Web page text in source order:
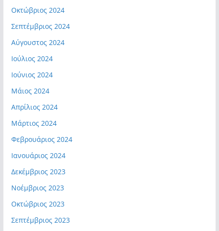
Οκτώβριος 2024
Σεπτέμβριος 2024
Αύγουστος 2024
Ιούλιος 2024
Ιούνιος 2024
Μάιος 2024
Απρίλιος 2024
Μάρτιος 2024
Φεβρουάριος 2024
Ιανουάριος 2024
Δεκέμβριος 2023
Νοέμβριος 2023
Οκτώβριος 2023
Σεπτέμβριος 2023